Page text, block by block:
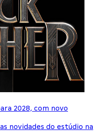
2028, com novo
novidades do estúdio na